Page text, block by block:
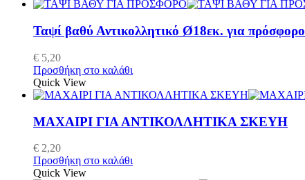
Ταψί βαθύ Αντικολλητικό Ø18εκ. για πρόσφορο
€ 5,20
Προσθήκη στο καλάθι
Quick View
ΜΑΧΑΙΡΙ ΓΙΑ ΑΝΤΙΚΟΛΛΗΤΙΚΑ ΣΚΕΥΗ
€ 2,20
Προσθήκη στο καλάθι
Quick View